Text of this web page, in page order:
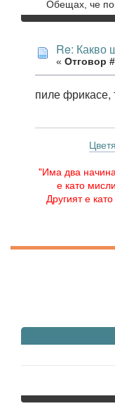
Обещах, че
Re: Какво
« Отговор
пиле фрикасе,
"Има два
е като
Другият е